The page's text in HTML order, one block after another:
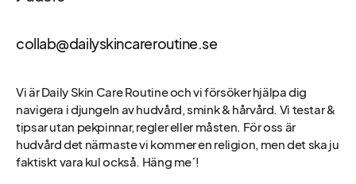
collab@dailyskincareroutine.se
Vi är Daily Skin Care Routine och vi försöker hjälpa dig
navigera i djungeln av hudvård, smink & hårvård. Vi testar &
tipsar utan pekpinnar, regler eller måsten. För oss är
hudvård det närmaste vi kommer en religion, men det ska ju
faktiskt vara kul också. Häng me´!